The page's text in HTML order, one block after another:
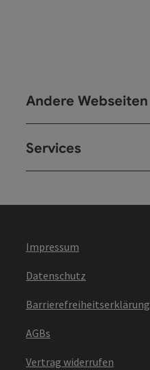
Andere Webseiten
Services
Impressum
Datenschutz
Barrierefreiheitserklärung
AGBs
Vertrag widerrufen